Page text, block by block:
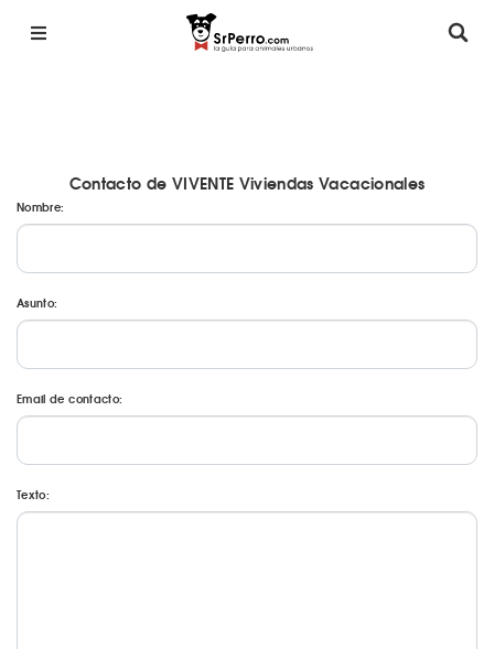
Contacto de VIVENTE Viviendas Vacacionales
Nombre:
Asunto:
Email de contacto:
Texto: